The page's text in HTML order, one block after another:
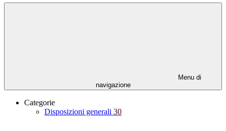
Menu di
navigazione
Categorie
Disposizioni generali 30